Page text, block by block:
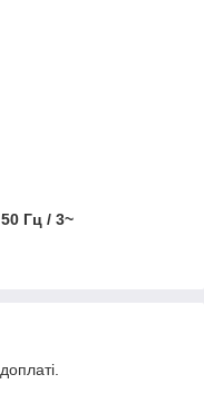
Гц / 3~